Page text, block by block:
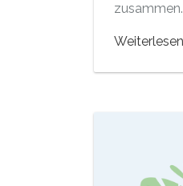
zusammen.
Weiterlesen